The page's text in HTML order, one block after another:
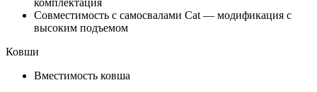
Совместимость с самосвалами Cat — модификация с
высоким подъемом
Ковши
Вместимость ковша